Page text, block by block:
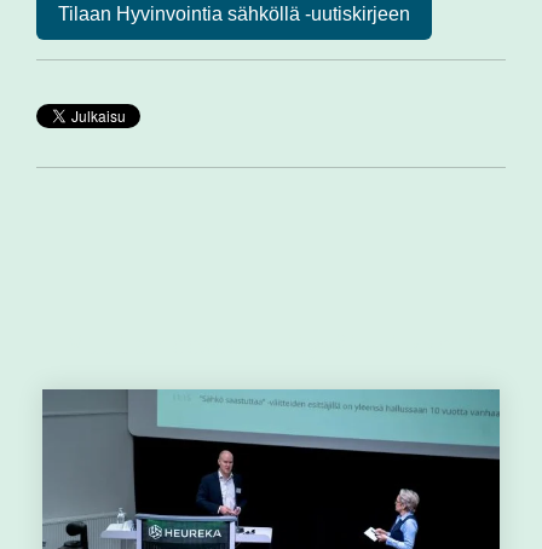
Tilaan Hyvinvointia sähköllä -uutiskirjeen